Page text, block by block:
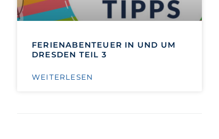
FERIENABENTEUER IN UND UM
DRESDEN TEIL 3
WEITERLESEN